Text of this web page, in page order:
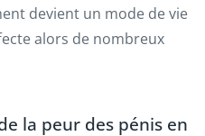
devient un mode de vie
alors de nombreux
la peur des pénis en